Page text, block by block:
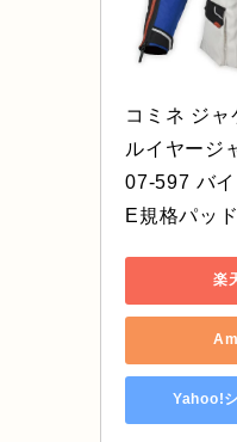
コミネ ジ
ルイヤージ
07-597 バ
E規格パッ
楽
Yahoo!